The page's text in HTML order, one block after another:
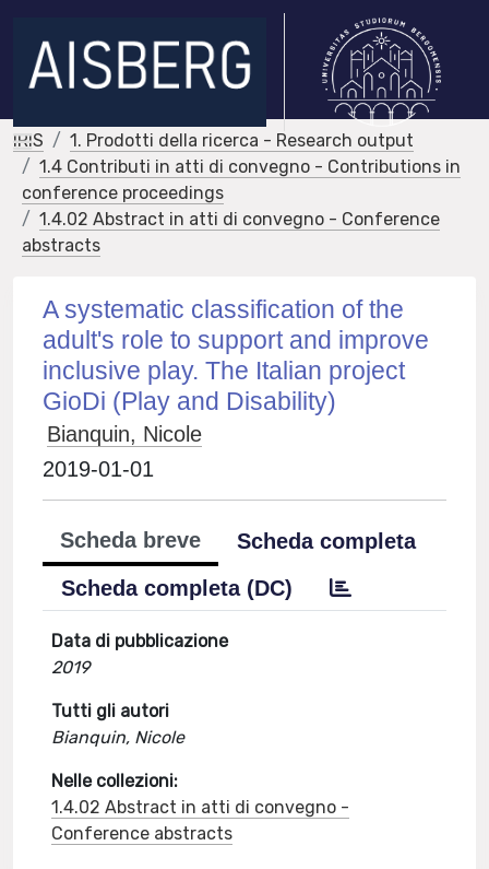
IRIS
1. Prodotti della ricerca - Research output
1.4 Contributi in atti di convegno - Contributions in
conference proceedings
1.4.02 Abstract in atti di convegno - Conference
abstracts
A systematic classification of the
adult's role to support and improve
inclusive play. The Italian project
GioDi (Play and Disability)
Bianquin, Nicole
2019-01-01
Scheda breve
Scheda completa
Scheda completa (DC)
Data di pubblicazione
2019
Tutti gli autori
Bianquin, Nicole
Nelle collezioni:
1.4.02 Abstract in atti di convegno -
Conference abstracts